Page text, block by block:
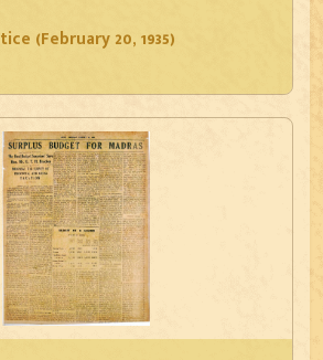
(February 20, 1935)